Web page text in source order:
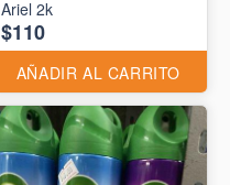
Ariel 2k
$110
AÑADIR AL CARRITO